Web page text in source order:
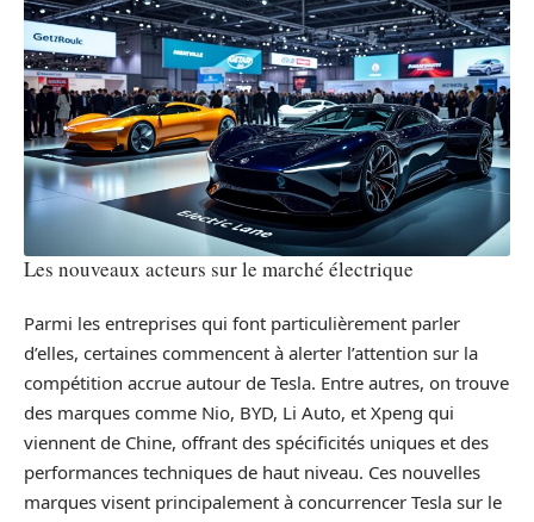
Les nouveaux acteurs sur le marché électrique
Parmi les entreprises qui font particulièrement parler
d’elles, certaines commencent à alerter l’attention sur la
compétition accrue autour de Tesla. Entre autres, on trouve
des marques comme Nio, BYD, Li Auto, et Xpeng qui
viennent de Chine, offrant des spécificités uniques et des
performances techniques de haut niveau. Ces nouvelles
marques visent principalement à concurrencer Tesla sur le